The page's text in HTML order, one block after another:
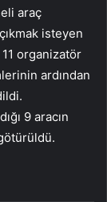
araç
isteyen
organizatör
ardından
9 aracın